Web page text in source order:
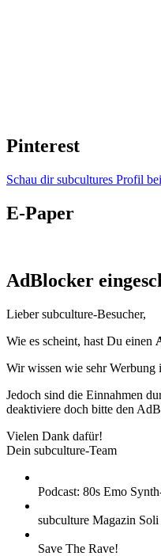
Pinterest
Schau dir subcultures Profil
E-Paper
AdBlocker
Lieber subculture-Besucher,
Wie es scheint, hast Du einen
Wir wissen wie sehr Werbung
Jedoch sind die Einnahmen
deaktiviere doch bitte den
Vielen Dank dafür!
Dein subculture-Team
Podcast: 80s Emo
subculture Magazin
Save The Rave!